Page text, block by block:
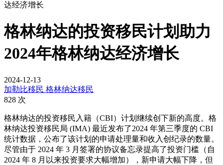
达经济增长
格林纳达的投资移民计划助力
2024年格林纳达经济增长
2024-12-13
加勒比移民 格林纳达移民
828 次
格林纳达的投资移民入籍（CBI）计划继续创下新的高度。格
林纳达投资移民局 (IMA) 最近发布了2024 年第三季度的 CBI
统计数据，公布了该计划的申请处理量和收入创纪录的数量。
尽管由于 2024 年 3 月签署的协议备忘录提高了投资门槛（自
2024 年 8 月以来投资要求大幅增加），新申请大幅下降，但